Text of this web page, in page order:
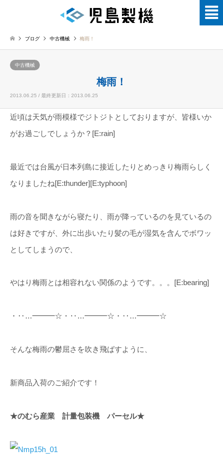
ブログ 中古機械 梅雨！
中古機械
梅雨！
2013.06.25 / 最終更新日：2013.06.25
近頃は天気が雨模様でジトジトとしておりますが、皆様いか
がお過ごしでしょうか？[E:rain]
最近では台風が日本列島に接近したりとめっきり梅雨らしく
なりましたね[E:thunder][E:typhoon]
雨の音を聞きながら寝たり、雨が降っているのを見ているの
は好きですが、外に出歩いたり髪の毛が湿気を含んでボワッ
としてしまうので、
やはり梅雨とは相容れない関係のようです。。。[E:bearing]
・‥…━━━☆・‥…━━━☆・‥…━━━☆
そんな梅雨の鬱屈さを吹き飛ばすように、
新商品入荷のご紹介です！
★のむら産業 計量包装機 パーセル★